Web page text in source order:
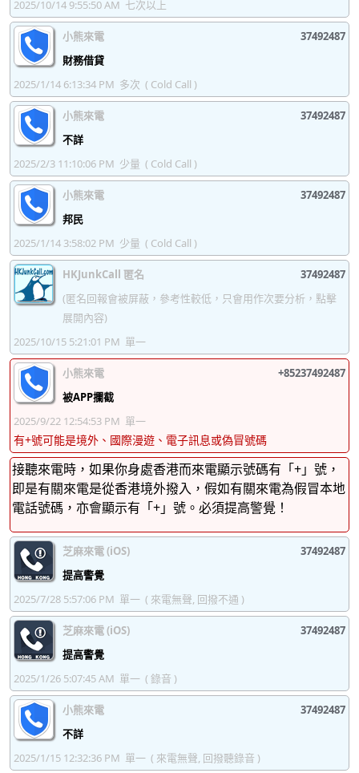
37492439
37492440 37492441
37492442
37492443
37492444
37492447
37492448 37492449
37492451
37492452
37492454
37492455
37492459
37492460 37492461
37492462
37492463
37492467
37492468 37492469
37492471
37492472
37492474
37492475
37492476 37492477
37492478
37492479
37492480
37492483
37492484 37492485
37492486
37492487
37492488
37492491
37492492
37492495
37492496 37492497
37492498
37492499
37492500 37492501
37492502
37492503
37492504 37492505
37492506
37492507
37492508 37492509
37492510
37492511
37492512
37492515
37492516 37492517
37492519
37492520
37492522
37492523
37492524
37492527
37492528 37492529
37492530
37492531
37492535
37492536 37492537
2025/10/14 9:55:50 AM 七次以上
小熊來電
37492487
財務借貸
2025/1/14 6:13:34 PM 多次 ( Cold Call )
小熊來電
37492487
不詳
2025/2/3 11:10:06 PM 少量 ( Cold Call )
小熊來電
37492487
邦民
2025/1/14 3:58:02 PM 少量 ( Cold Call )
HKJunkCall 匿名
37492487
(匿名回報會被屏蔽，參考性較低，只會用作次要分析，點擊
展開內容)
2025/10/15 5:21:01 PM 單一
小熊來電
+85237492487
被APP攔截
2025/9/22 12:54:53 PM 單一
有+號可能是境外、國際漫遊、電子訊息或偽冒號碼
接聽來電時，如果你身處香港而來電顯示號碼有「+」號，
即是有關來電是從香港境外撥入，假如有關來電為假冒本地
電話號碼，亦會顯示有「+」號。必須提高警覺！
芝麻來電 (iOS)
37492487
提高警覺
2025/7/28 5:57:06 PM 單一 ( 來電無聲, 回撥不通 )
芝麻來電 (iOS)
37492487
提高警覺
2025/1/26 5:07:45 AM 單一 ( 錄音 )
小熊來電
37492487
不詳
2025/1/15 12:32:36 PM 單一 ( 來電無聲, 回撥聽錄音 )